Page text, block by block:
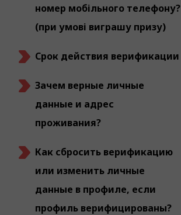
номер мобільного телефону?
(при умові виграшу призу)
Срок действия верификации
Зачем верные личные
данные и адрес
проживания?
Как сбросить верификацию
или изменить личные
данные в профиле, если
профиль верифицированы?